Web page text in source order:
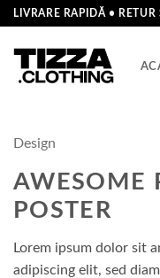
Skip
content
LIVRARE RAPIDĂ • RETUR
Design
AWESOME
POSTER
Lorem ipsum dolor sit
adipiscing elit, sed